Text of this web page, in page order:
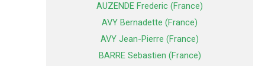
AUZENDE Frederic (France)
AVY Bernadette (France)
AVY Jean-Pierre (France)
BARRE Sebastien (France)